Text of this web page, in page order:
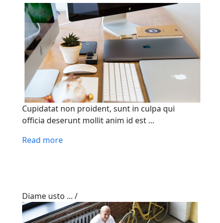
Cupidatat non proident, sunt in culpa qui
officia deserunt mollit anim id est ...
Read more
Diame usto ... /